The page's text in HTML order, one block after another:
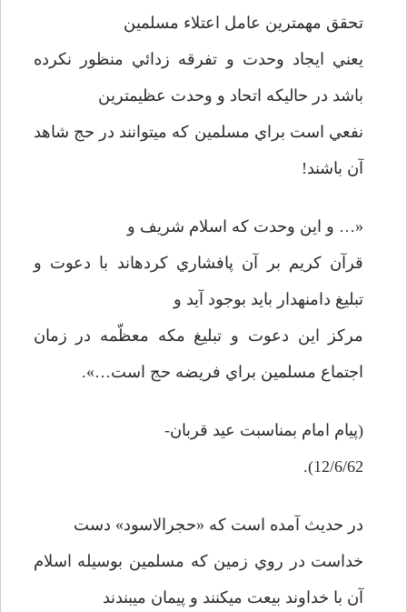
تحقق مهمترين عامل اعتلاء مسلمين
يعني ايجاد وحدت و تفرقه زدائي منظور نكرده
باشد در حاليكه اتحاد و وحدت عظيمترين
نفعي است براي مسلمين كه ميتوانند در حج شاهد
آن باشند!
«… و اين وحدت كه اسلام شريف و
قرآن كريم بر آن پافشاري كرده­اند با دعوت و
تبليغ دامنه­دار بايد بوجود آيد و
مركز اين دعوت و تبليغ مكه معظّمه در زمان
اجتماع مسلمين براي فريضه حج است…».
(پيام امام بمناسبت عيد قربان-
12/6/62).
در حديث آمده است كه «حجرالاسود» دست
خداست در روي زمين كه مسلمين بوسيله اسلام
آن با خداوند بيعت ميكنند و پيمان مي­بندند